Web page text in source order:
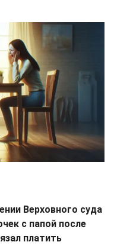
Верховного суда
с папой после
платить